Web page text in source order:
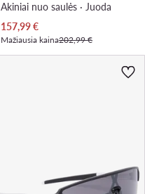
Akiniai nuo saulės · Juoda
Dabartinė kaina
157,99€
Mažiausia kaina202,99 €